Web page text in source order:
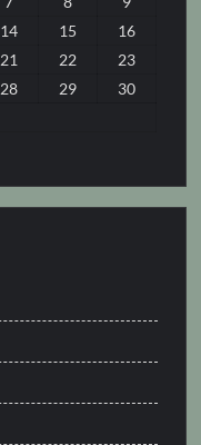
14 15
16
21 22
23
28 29
30